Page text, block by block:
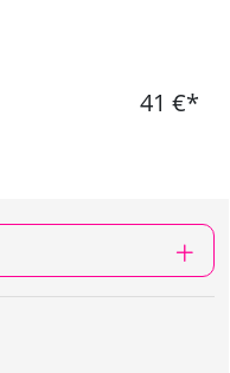
41 €*